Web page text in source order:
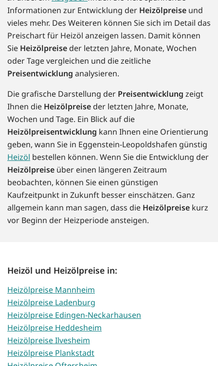
Informationen zur Entwicklung der Heizölpreise und
vieles mehr. Des Weiteren können Sie sich im Detail das
Preischart für Heizöl anzeigen lassen. Damit können
Sie Heizölpreise der letzten Jahre, Monate, Wochen
oder Tage vergleichen und die zeitliche
Preisentwicklung analysieren.
Die grafische Darstellung der Preisentwicklung zeigt
Ihnen die Heizölpreise der letzten Jahre, Monate,
Wochen und Tage. Ein Blick auf die
Heizölpreisentwicklung kann Ihnen eine Orientierung
geben, wann Sie in Eggenstein-Leopoldshafen günstig
Heizöl bestellen können. Wenn Sie die Entwicklung der
Heizölpreise über einen längeren Zeitraum
beobachten, können Sie einen günstigen
Kaufzeitpunkt in Zukunft besser einschätzen. Ganz
allgemein kann man sagen, dass die Heizölpreise kurz
vor Beginn der Heizperiode ansteigen.
Heizöl und Heizölpreise in:
Heizölpreise Mannheim
Heizölpreise Ladenburg
Heizölpreise Edingen-Neckarhausen
Heizölpreise Heddesheim
Heizölpreise Ilvesheim
Heizölpreise Plankstadt